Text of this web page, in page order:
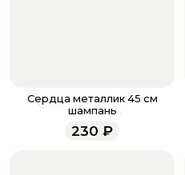
звоните по номеру
напишите WhatsApp
менеджеры работают
всегда рады
Сердца металлик 45 см
шампань
230 ₽